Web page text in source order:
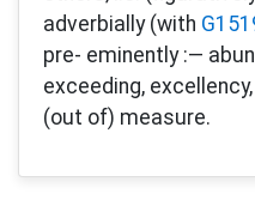
adverbially (with
pre- eminently :—
exceeding,
(out of) measure.